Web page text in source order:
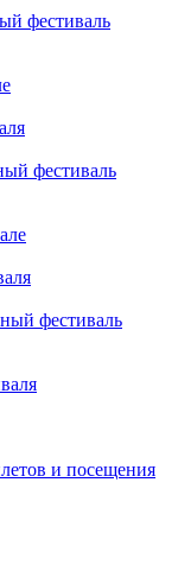
фестиваль
фестиваль
фестиваль
и посещения